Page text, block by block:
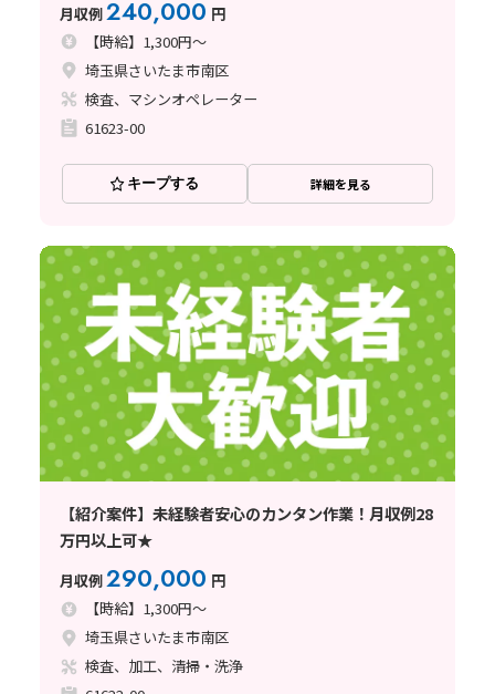
月収例240,000 円
【時給】1,300円～
埼玉県さいたま市南区
検査、マシンオペレーター
61623-00
キープする 詳細を見る
【紹介案件】未経験者安心のカンタン作業！月収例28
万円以上可★
月収例290,000 円
【時給】1,300円～
埼玉県さいたま市南区
検査、加工、清掃・洗浄